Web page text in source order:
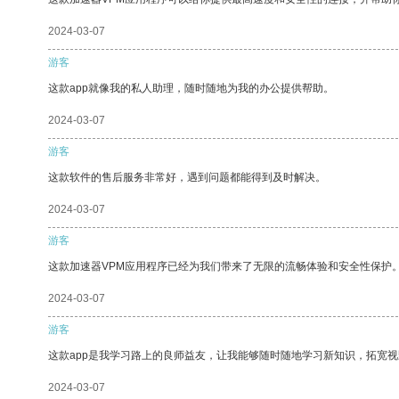
2024-03-07
游客
这款app就像我的私人助理，随时随地为我的办公提供帮助。
2024-03-07
游客
这款软件的售后服务非常好，遇到问题都能得到及时解决。
2024-03-07
游客
这款加速器VPM应用程序已经为我们带来了无限的流畅体验和安全性保护
2024-03-07
游客
这款app是我学习路上的良师益友，让我能够随时随地学习新知识，拓宽
2024-03-07